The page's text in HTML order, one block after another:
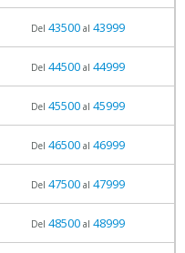
Del 43500al 43999
Del 44500al 44999
Del 45500al 45999
Del 46500al 46999
Del 47500al 47999
Del 48500al 48999